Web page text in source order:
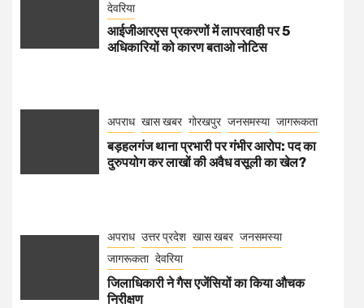
देवरिया
आईजीआरएस प्रकरणों में लापरवाही पर 5
अधिकारियों को कारण बताओ नोटिस
अपराध खास खबर गोरखपुर जनसमस्या जागरूकता
बड़हलगंज थाना प्रभारी पर गंभीर आरोप: पद का
दुरुपयोग कर लाखों की अवैध वसूली का खेल?
अपराध उत्तर प्रदेश खास खबर जनसमस्या
जागरूकता देवरिया
जिलाधिकारी ने गैस एजेंसियों का किया औचक
निरीक्षण